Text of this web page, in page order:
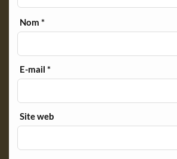
Nom*
E-mail*
Site web